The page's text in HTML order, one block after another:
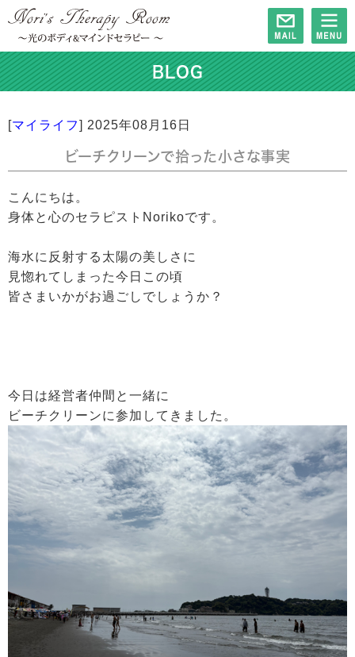
BLOG
[マイライフ] 2025年08月16日
ビーチクリーンで拾った小さな事実
こんにちは。
身体と心のセラピストNorikoです。
海水に反射する太陽の美しさに
見惚れてしまった今日この頃
皆さまいかがお過ごしでしょうか？
今日は経営者仲間と一緒に
ビーチクリーンに参加してきました。